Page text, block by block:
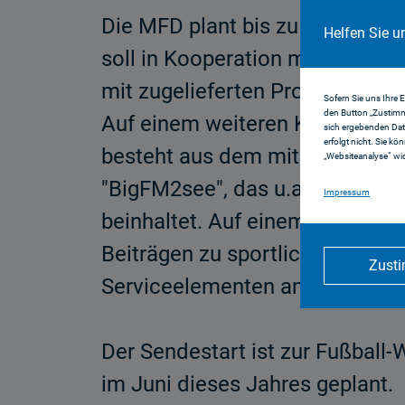
Helfen Sie
Sofern Sie uns Ihre
den Button
sich ergebenden
erfolgt nicht. Sie
„Websiteanalyse“
Impressum
Die MFD plant bis zu vier
soll in Kooperation mit der
mit zugelieferten
Auf einem weiteren Kanal soll
besteht aus dem mit visuellen
"BigFM2see", das u.a.
beinhaltet. Auf einem
Beiträgen zu sportlichen und
Serviceelementen angeboten
Der Sendestart ist zur
im Juni dieses Jahres geplant.